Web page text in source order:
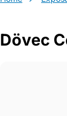
Dövec
Gegevens